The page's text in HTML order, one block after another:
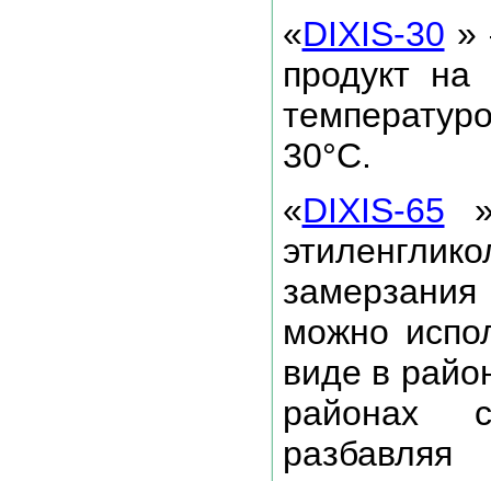
«DIXIS-30 »
продукт на
30°C.
«DIXIS-65
можно
виде в
районах